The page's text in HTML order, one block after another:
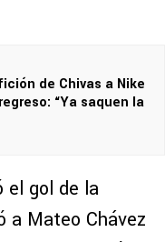
de Chivas a Nike
“Ya saquen la
el gol de la
a Mateo Chávez